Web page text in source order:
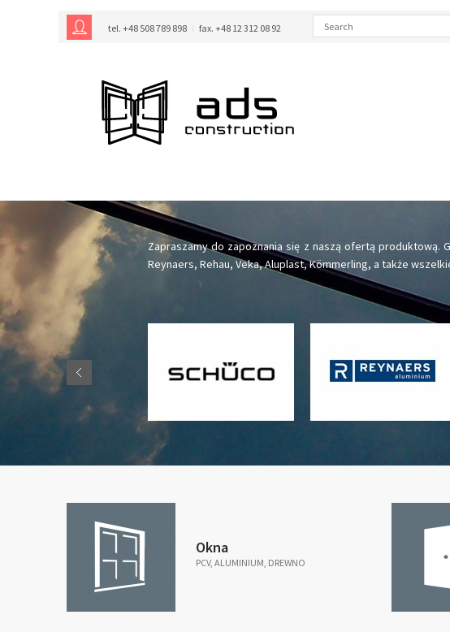
tel. +48 508 789 898 fax. +48 12 312 08 92
Zapraszamy do zapoznania się z naszą ofertą
Reynaers, Rehau, Veka, Aluplast, Kömmerling, a także
Okna
PCV, ALUMINIUM, DREWNO